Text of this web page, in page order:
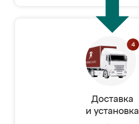
Доставка
и установка